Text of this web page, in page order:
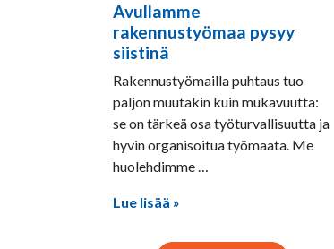
Avullamme
rakennustyömaa pysyy
siistinä
22.4.2026
Rakennustyömailla puhtaus tuo
paljon muutakin kuin mukavuutta:
se on tärkeä osa työturvallisuutta ja
hyvin organisoitua työmaata. Me
huolehdimme …
Lue lisää »